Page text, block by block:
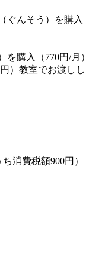
んそう）を購入
購入（770円/月
）教室でお渡し
消費税額900円）